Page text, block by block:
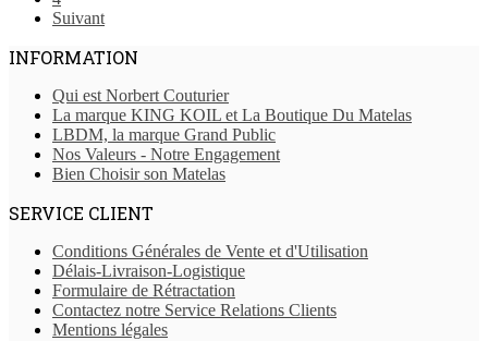
Suivant
INFORMATION
Qui est Norbert Couturier
La marque KING KOIL et La Boutique Du Matelas
LBDM, la marque Grand Public
Nos Valeurs - Notre Engagement
Bien Choisir son Matelas
SERVICE CLIENT
Conditions Générales de Vente et d'Utilisation
Délais-Livraison-Logistique
Formulaire de Rétractation
Contactez notre Service Relations Clients
Mentions légales